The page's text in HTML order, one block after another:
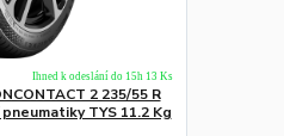
2 235/55 R
TYS 11.2 Kg
Ihned k odeslání do 15h 13 Ks